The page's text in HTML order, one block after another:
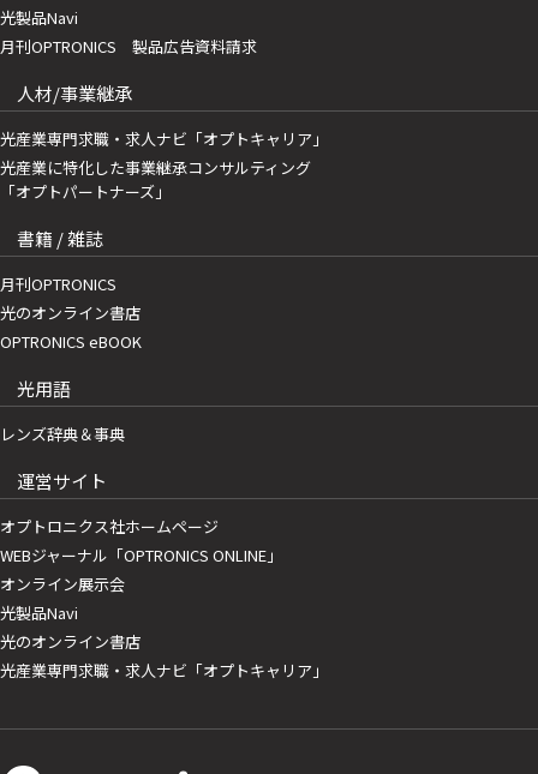
光製品Navi
月刊OPTRONICS 製品広告資料請求
人材/事業継承
光産業専門求職・求人ナビ「オプトキャリア」
光産業に特化した事業継承コンサルティング
「オプトパートナーズ」
書籍 / 雑誌
月刊OPTRONICS
光のオンライン書店
OPTRONICS eBOOK
光用語
レンズ辞典＆事典
運営サイト
オプトロニクス社ホームページ
WEBジャーナル「OPTRONICS ONLINE」
オンライン展示会
光製品Navi
光のオンライン書店
光産業専門求職・求人ナビ「オプトキャリア」